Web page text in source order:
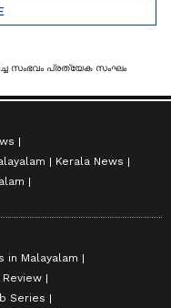
Kerala News
in Malayalam
Review
Series